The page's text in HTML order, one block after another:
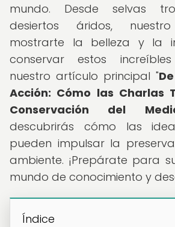
mundo. Desde selvas
desiertos áridos,
mostrarte la belleza y la
conservar estos
nuestro artículo principal "
Acción: Cómo las Charlas
Conservación del
descubrirás cómo las
pueden impulsar la
ambiente. ¡Prepárate para
mundo de conocimiento y
Índice